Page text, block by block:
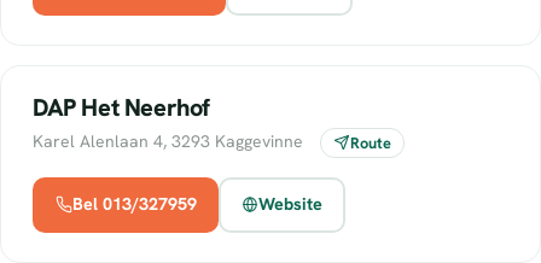
DAP Het Neerhof
Karel Alenlaan 4, 3293 Kaggevinne Route
Bel 013/327959 Website